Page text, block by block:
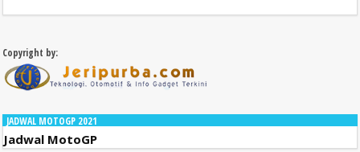
Copyright by:
JADWAL MOTOGP 2021
Jadwal MotoGP